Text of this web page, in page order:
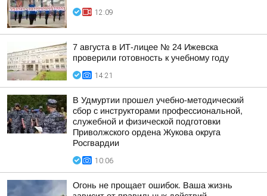
12:09
7 августа в ИТ-лицее № 24 Ижевска
проверили готовность к учебному году
14:21
В Удмуртии прошел учебно-методический
сбор с инструкторами профессиональной,
служебной и физической подготовки
Приволжского ордена Жукова округа
Росгвардии
10:06
Огонь не прощает ошибок. Ваша жизнь